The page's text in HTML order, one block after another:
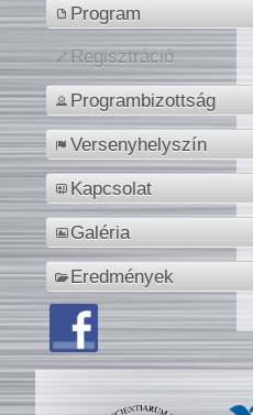
Program
Regisztráció
Programbizottság
Versenyhelyszín
Kapcsolat
Galéria
Eredmények